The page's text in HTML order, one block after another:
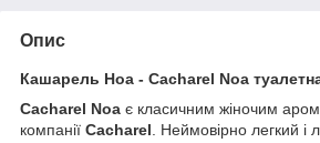
Опис
Кашарель Ноа - Cacharel Noa
Cacharel Noa є класичним жіночим
компанії Cacharel . Неймовірно легкий і